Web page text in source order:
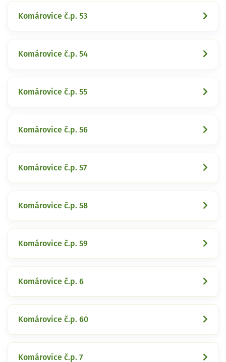
Komárovice č.p. 53
Komárovice č.p. 54
Komárovice č.p. 55
Komárovice č.p. 56
Komárovice č.p. 57
Komárovice č.p. 58
Komárovice č.p. 59
Komárovice č.p. 6
Komárovice č.p. 60
Komárovice č.p. 7